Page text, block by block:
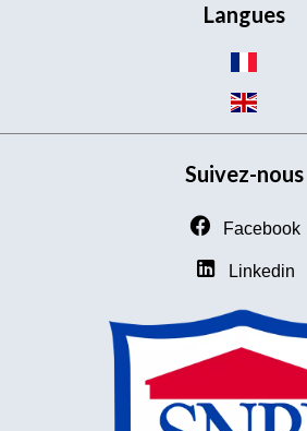
Langues
Suivez-nous
Facebook
Linkedin